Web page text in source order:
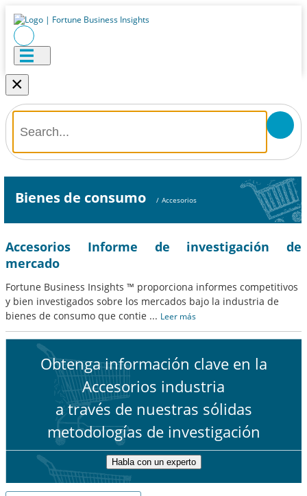
×
Bienes de consumo / Accesorios
Accesorios Informe de investigación de
mercado
Fortune Business Insights ™ proporciona informes competitivos
y bien investigados sobre los mercados bajo la industria de
bienes de consumo que contie ... Leer más
Obtenga información clave en la
Accesorios industria
a través de nuestras sólidas
metodologías de investigación
Habla con un experto